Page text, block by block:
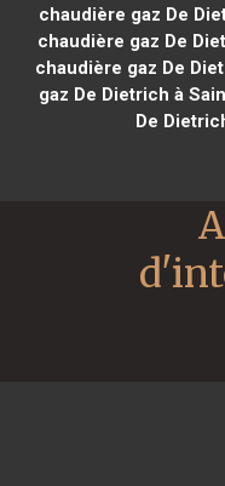
chaudière gaz De
chaudière gaz De
chaudière gaz De
gaz De Dietrich à
De